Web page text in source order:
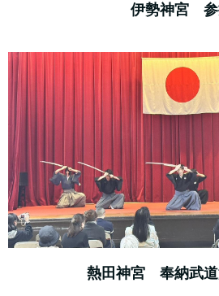
伊勢神宮
熱田神宮 奉納武